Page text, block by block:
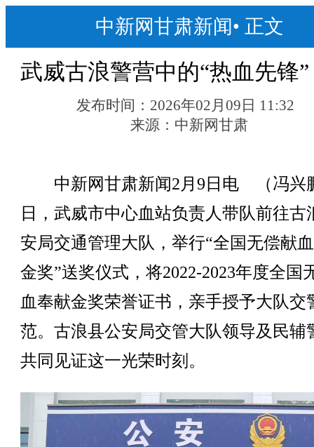
中新网甘肃新闻• 正文
武威古浪警营中的“热血先锋”
发布时间： 2026年02月09日 11:32
来源： 中新网甘肃
中新网甘肃新闻2月9日电 （冯兴
日，武威市中心血站负责人带队前往古
安局交通管理大队，举行“全国无偿献
金奖”送奖仪式，将2022-2023年度全国
血奉献金奖荣誉证书，亲手授予大队交
范。古浪县公安局交管大队领导及民辅
共同见证这一光荣时刻。